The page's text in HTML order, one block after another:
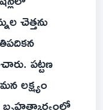
చెత్తను
పట్టణ
లక్ష్యం